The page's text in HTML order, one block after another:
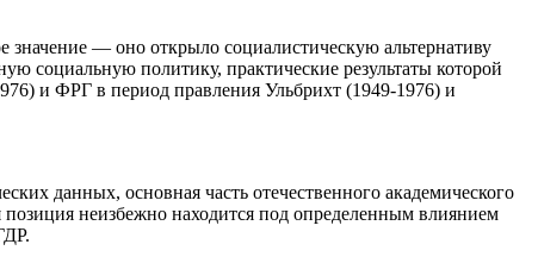
— оно открыло социалистическую альтернативу
социальную политику, практические результаты которой
и ФРГ в период правления Ульбрихт (1949-1976) и
данных, основная часть отечественного академического
позиция неизбежно находится под определенным влиянием